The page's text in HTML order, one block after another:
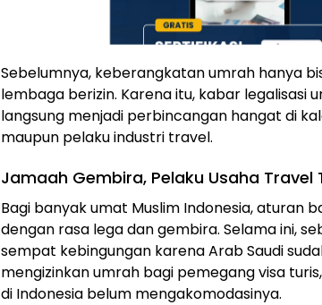
Sebelumnya, keberangkatan umrah hanya
lembaga berizin. Karena itu, kabar legalisasi
langsung menjadi perbincangan hangat di
maupun pelaku industri travel.
Jamaah Gembira, Pelaku Usaha Travel
Bagi banyak umat Muslim Indonesia, aturan
dengan rasa lega dan gembira. Selama ini,
sempat kebingungan karena Arab Saudi
mengizinkan umrah bagi pemegang visa
di Indonesia belum mengakomodasinya.